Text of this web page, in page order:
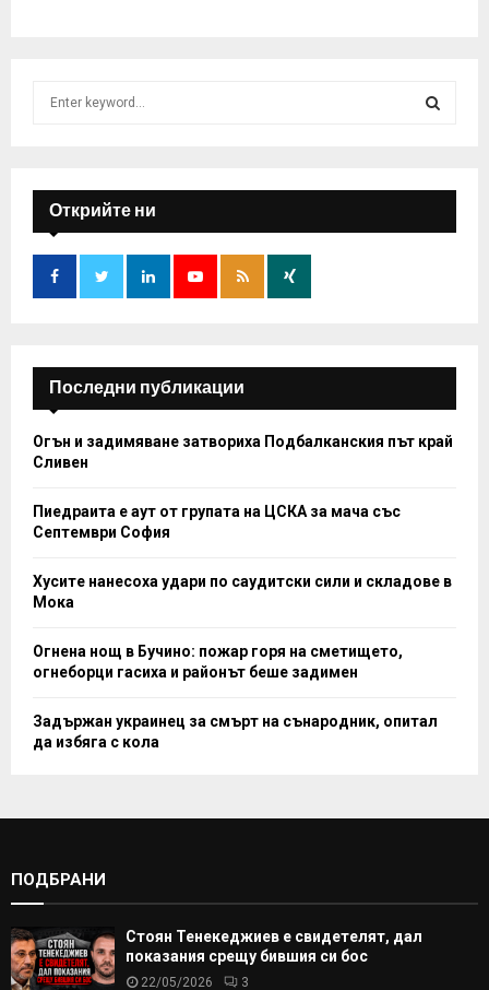
f
o
:
E
A
H
Открийте ни
Последни публикации
Огън и задимяване затвориха Подбалканския път край
Сливен
Пиедраита е аут от групата на ЦСКА за мача със
Септември София
Хусите нанесоха удари по саудитски сили и складове в
Мока
Огнена нощ в Бучино: пожар горя на сметището,
огнеборци гасиха и районът беше задимен
Задържан украинец за смърт на сънародник, опитал
да избяга с кола
ПОДБРАНИ
Стоян Тенекеджиев е свидетелят, дал
показания срещу бившия си бос
22/05/2026 3